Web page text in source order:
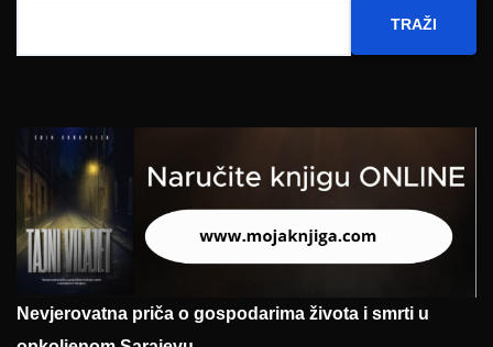
TRAŽI
Nevjerovatna priča o gospodarima života i smrti u